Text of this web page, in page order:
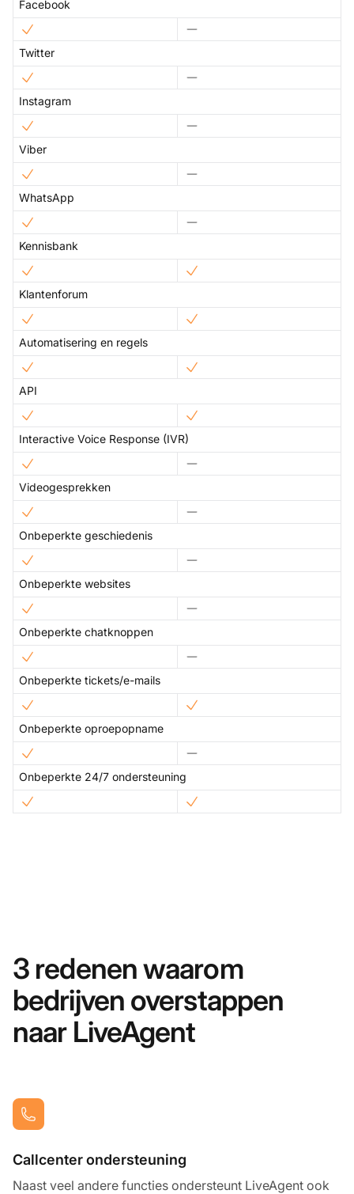
Facebook
Twitter
Instagram
Viber
WhatsApp
Kennisbank
Klantenforum
Automatisering en regels
API
Interactive Voice Response (IVR)
Videogesprekken
Onbeperkte geschiedenis
Onbeperkte websites
Onbeperkte chatknoppen
Onbeperkte tickets/e-mails
Onbeperkte oproepopname
Onbeperkte 24/7 ondersteuning
3 redenen waarom
bedrijven overstappen
naar LiveAgent
Callcenter ondersteuning
Naast veel andere functies ondersteunt LiveAgent ook